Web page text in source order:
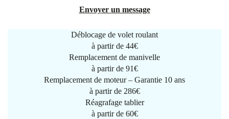
Envoyer un message
Déblocage de volet roulant
à partir de 44€
Remplacement de manivelle
à partir de 91€
Remplacement de moteur – Garantie 10 ans
à partir de 286€
Réagrafage tablier
à partir de 60€